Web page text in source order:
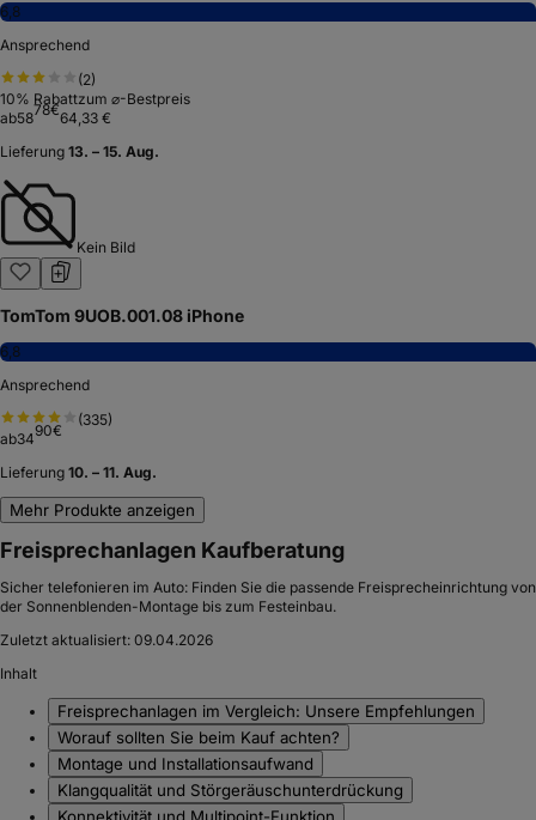
6,8
Ansprechend
(2)
10% Rabattzum ⌀-Bestpreis
ab5878€64,33 €
Lieferung 13. – 15. Aug.
Kein Bild
TomTom 9UOB.001.08 iPhone
6,8
Ansprechend
(335)
ab3490€
Lieferung 10. – 11. Aug.
Mehr Produkte anzeigen
Freisprechanlagen Kaufberatung
Sicher telefonieren im Auto: Finden Sie die passende Freisprecheinrichtung von
der Sonnenblenden-Montage bis zum Festeinbau.
Zuletzt aktualisiert: 09.04.2026
Inhalt
Freisprechanlagen im Vergleich: Unsere Empfehlungen
Worauf sollten Sie beim Kauf achten?
Montage und Installationsaufwand
Klangqualität und Störgeräuschunterdrückung
Konnektivität und Multipoint-Funktion